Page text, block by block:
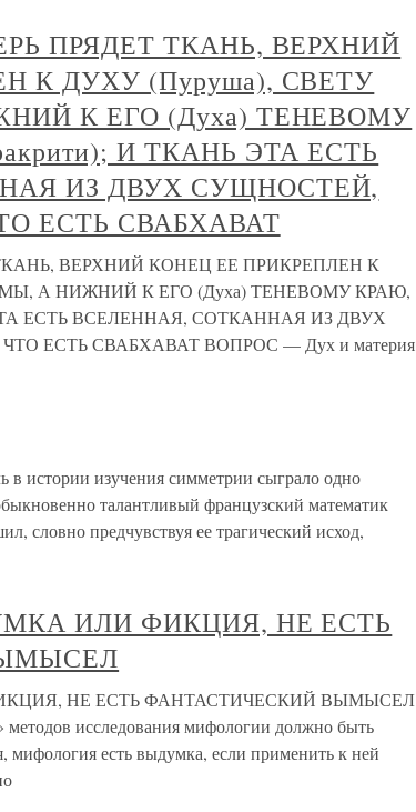
ПРЯДЕТ ТКАНЬ, ВЕРХНИЙ
К ДУХУ (Пуруша), СВЕТУ
К ЕГО (Духа) ТЕНЕВОМУ
И ТКАНЬ ЭТА ЕСТЬ
ИЗ ДВУХ СУЩНОСТЕЙ,
ЕСТЬ СВАБХАВАТ
ВЕРХНИЙ КОНЕЦ ЕЕ ПРИКРЕПЛЕН К
А НИЖНИЙ К ЕГО (Духа) ТЕНЕВОМУ КРАЮ,
ЕСТЬ ВСЕЛЕННАЯ, СОТКАННАЯ ИЗ ДВУХ
ЕСТЬ СВАБХАВАТ ВОПРОС — Дух и материя
в истории изучения симметрии сыграло одно
талантливый французский математик
словно предчувствуя ее трагический исход,
ИЛИ ФИКЦИЯ, НЕ ЕСТЬ
НЕ ЕСТЬ ФАНТАСТИЧЕСКИЙ ВЫМЫСЕЛ
методов исследования мифологии должно быть
мифология есть выдумка, если применить к ней